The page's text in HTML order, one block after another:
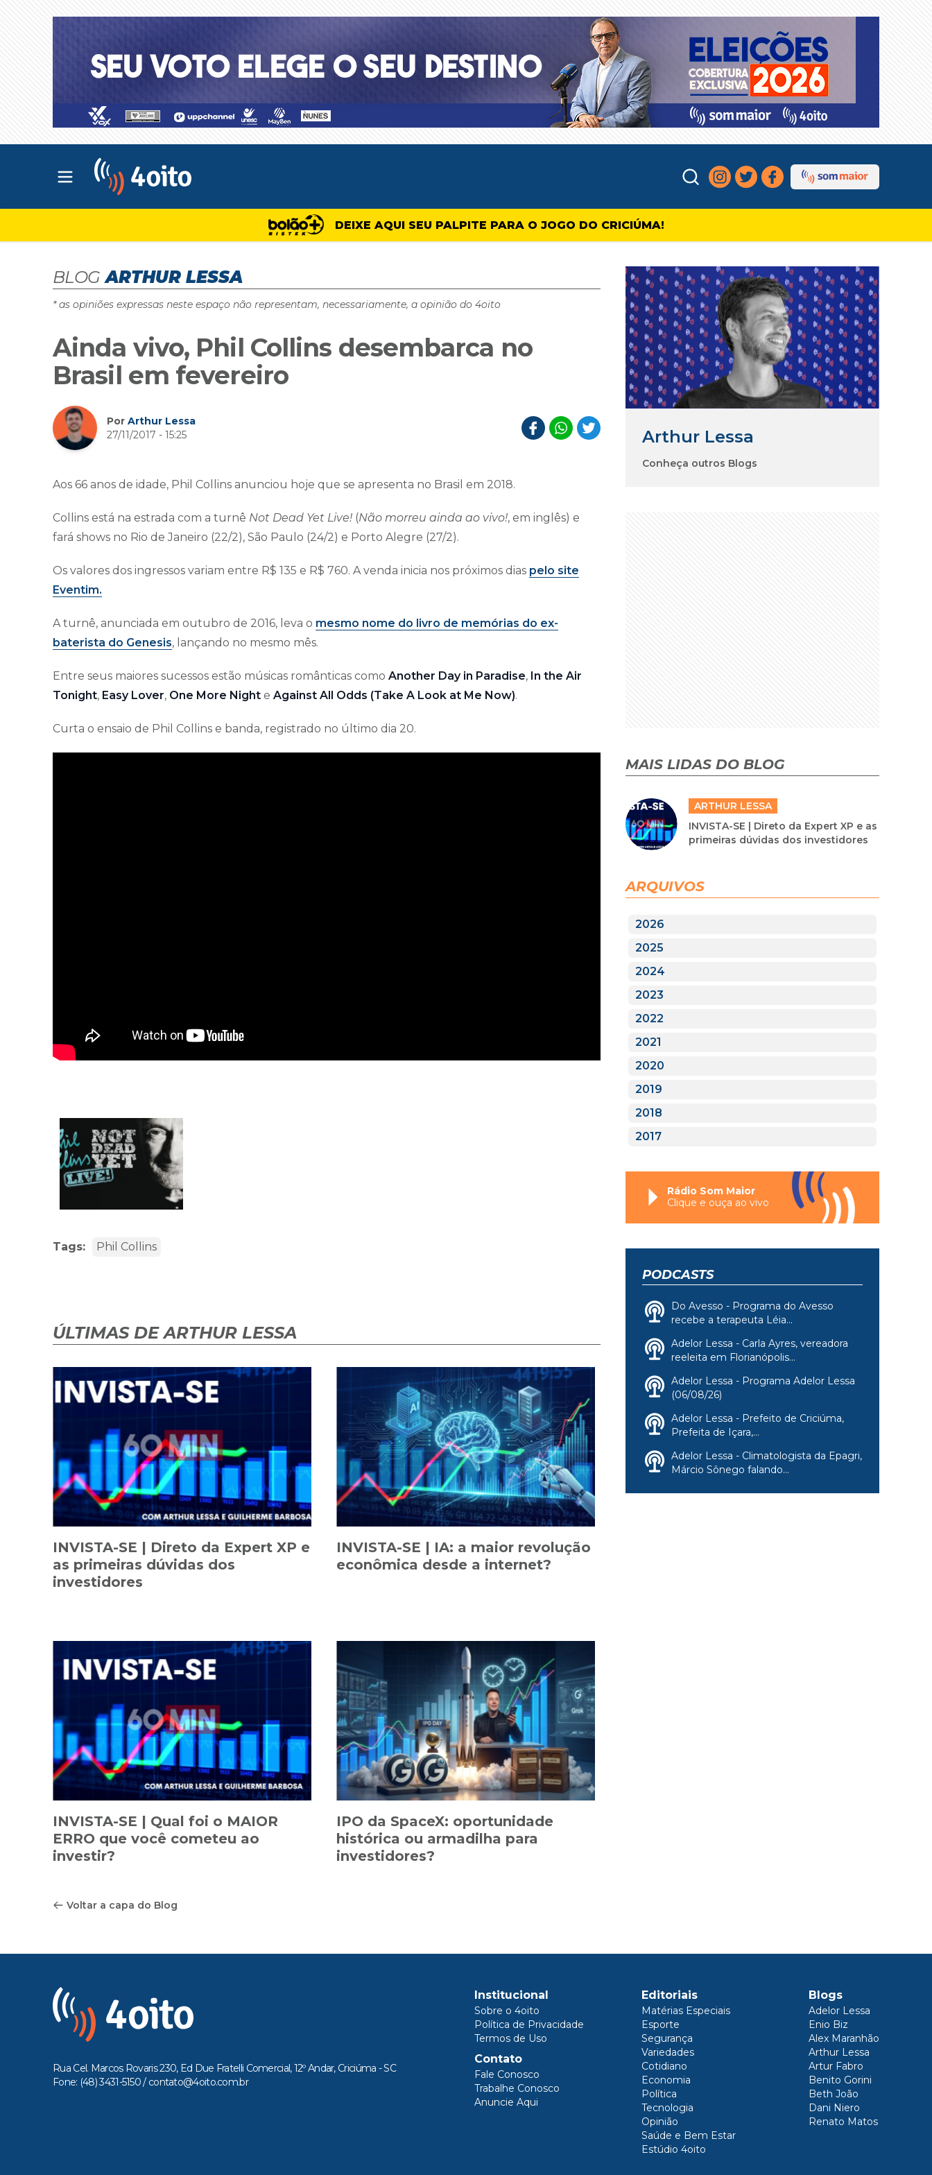
Abrir menu principal
DEIXE AQUI SEU PALPITE PARA O JOGO DO CRICIÚMA!
BLOG ARTHUR LESSA
* as opiniões expressas neste espaço não representam, necessariamente, a opinião do 4oito
Ainda vivo, Phil Collins desembarca no
Brasil em fevereiro
Por Arthur Lessa
27/11/2017 - 15:25
Aos 66 anos de idade, Phil Collins anunciou hoje que se apresenta no Brasil em 2018.
Collins está na estrada com a turnê Not Dead Yet Live! (Não morreu ainda ao vivo!, em inglês) e
fará shows no Rio de Janeiro (22/2), São Paulo (24/2) e Porto Alegre (27/2).
Os valores dos ingressos variam entre R$ 135 e R$ 760. A venda inicia nos próximos dias pelo site
Eventim.
A turnê, anunciada em outubro de 2016, leva o mesmo nome do livro de memórias do ex-
baterista do Genesis, lançando no mesmo mês.
Entre seus maiores sucessos estão músicas românticas como Another Day in Paradise, In the Air
Tonight, Easy Lover, One More Night e Against All Odds (Take A Look at Me Now).
Curta o ensaio de Phil Collins e banda, registrado no último dia 20.
Tags: Phil Collins
ÚLTIMAS DE ARTHUR LESSA
INVISTA-SE | Direto da Expert XP e
as primeiras dúvidas dos
investidores
INVISTA-SE | IA: a maior revolução
econômica desde a internet?
INVISTA-SE | Qual foi o MAIOR
ERRO que você cometeu ao
investir?
IPO da SpaceX: oportunidade
histórica ou armadilha para
investidores?
Voltar a capa do Blog
Arthur Lessa
Conheça outros Blogs
MAIS LIDAS DO BLOG
ARTHUR LESSA
INVISTA-SE | Direto da Expert XP e as
primeiras dúvidas dos investidores
ARQUIVOS
2026
2025
2024
2023
2022
2021
2020
2019
2018
2017
Rádio Som Maior
Clique e ouça ao vivo
PODCASTS
Do Avesso - Programa do Avesso
recebe a terapeuta Léia...
Adelor Lessa - Carla Ayres, vereadora
reeleita em Florianópolis...
Adelor Lessa - Programa Adelor Lessa
(06/08/26)
Adelor Lessa - Prefeito de Criciúma,
Prefeita de Içara,...
Adelor Lessa - Climatologista da Epagri,
Márcio Sônego falando...
Rua Cel. Marcos Rovaris 230, Ed Due Fratelli Comercial, 12º Andar, Criciúma - SC
Fone: (48) 3431-5150 / contato@4oito.com.br
Institucional
Sobre o 4oito
Política de Privacidade
Termos de Uso
Contato
Fale Conosco
Trabalhe Conosco
Anuncie Aqui
Editoriais
Matérias Especiais
Esporte
Segurança
Variedades
Cotidiano
Economia
Política
Tecnologia
Opinião
Saúde e Bem Estar
Estúdio 4oito
Blogs
Adelor Lessa
Enio Biz
Alex Maranhão
Arthur Lessa
Artur Fabro
Benito Gorini
Beth João
Dani Niero
Renato Matos